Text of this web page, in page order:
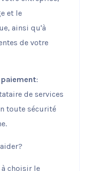
et le
ainsi qu'à
de votre
:
de services
toute sécurité
à choisir le